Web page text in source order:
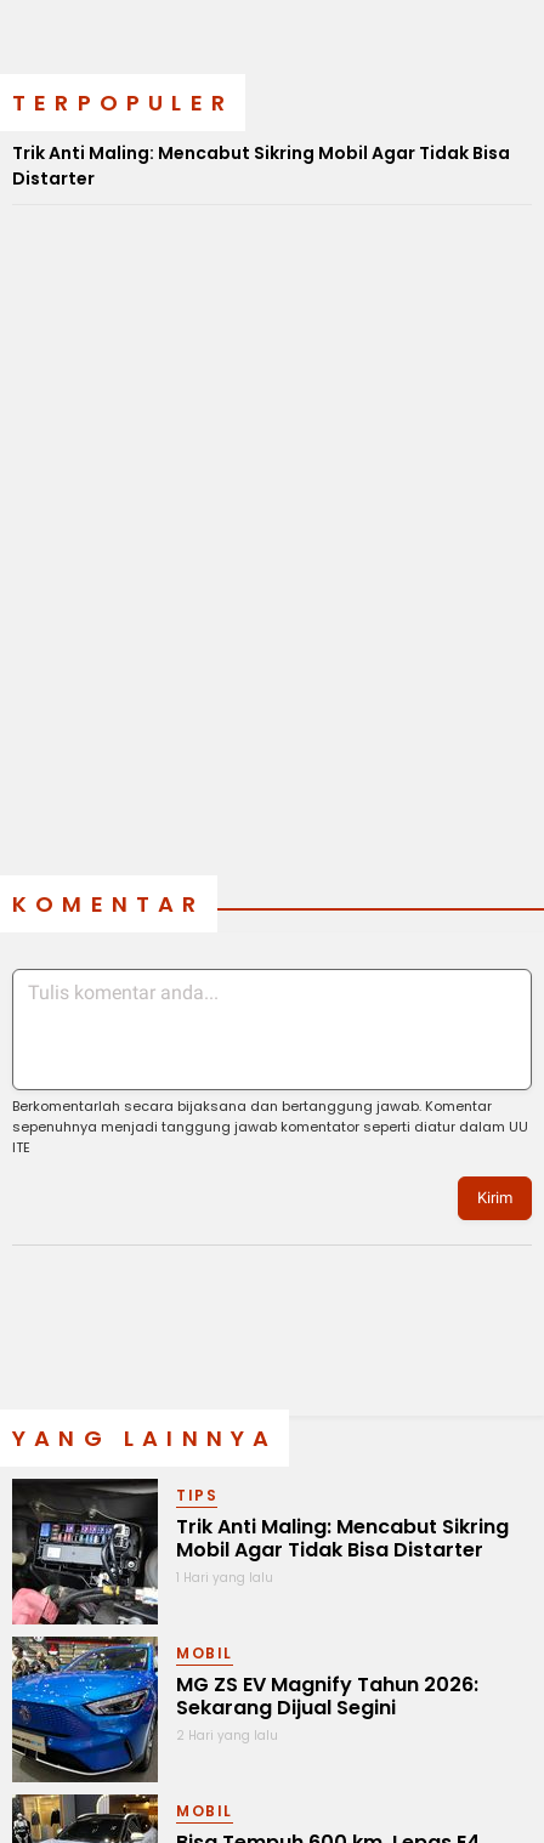
TERPOPULER
Trik Anti Maling: Mencabut Sikring Mobil Agar Tidak Bisa
Distarter
KOMENTAR
Berkomentarlah secara bijaksana dan bertanggung jawab. Komentar
sepenuhnya menjadi tanggung jawab komentator seperti diatur dalam UU
ITE
Kirim
YANG LAINNYA
TIPS
Trik Anti Maling: Mencabut Sikring
Mobil Agar Tidak Bisa Distarter
1 Hari yang lalu
MOBIL
MG ZS EV Magnify Tahun 2026:
Sekarang Dijual Segini
2 Hari yang lalu
MOBIL